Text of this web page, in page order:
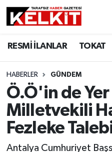
RESMİ İLANLAR TOKAT
HABERLER GÜNDEM
Ö.Ö'in de Yer
Milletvekili
Fezleke
Antalya Cumhuriyet